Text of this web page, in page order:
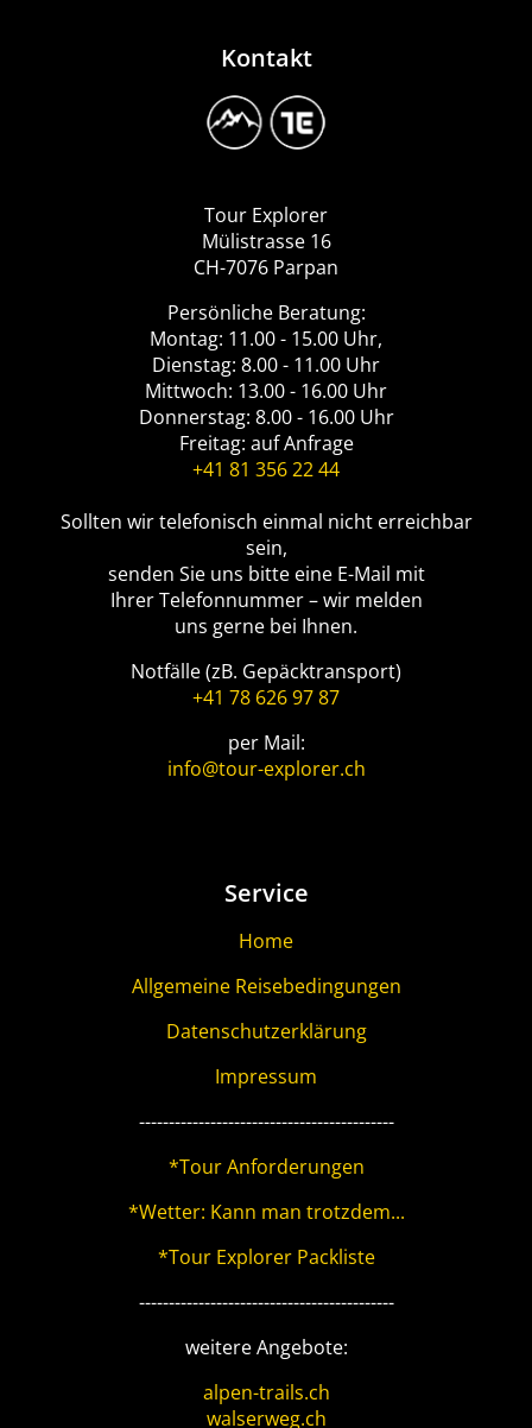
Kontakt
Image
ExplorerTour Explorer
Mülistrasse 16
CH-7076 Parpan
Persönliche Beratung:
Montag: 11.00 - 15.00 Uhr,
Dienstag: 8.00 - 11.00 Uhr
Mittwoch: 13.00 - 16.00 Uhr
Donnerstag: 8.00 - 16.00 Uhr
Freitag: auf Anfrage
+41 81 356 22 44
Sollten wir telefonisch einmal nicht erreichbar
sein,
senden Sie uns bitte eine E-Mail mit
Ihrer Telefonnummer – wir melden
uns gerne bei Ihnen.
Notfälle (zB. Gepäcktransport)
+41 78 626 97 87
per Mail:
info@tour-explorer.ch
Service
Home
Allgemeine Reisebedingungen
Datenschutzerklärung
Impressum
-------------------------------------------
*Tour Anforderungen
*Wetter: Kann man trotzdem...
*Tour Explorer Packliste
-------------------------------------------
weitere Angebote:
alpen-trails.ch
walserweg.ch